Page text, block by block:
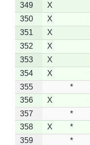
349
X
350
X
351
X
352
X
353
X
354
X
355
*
356
X
357
*
358
X *
359
*